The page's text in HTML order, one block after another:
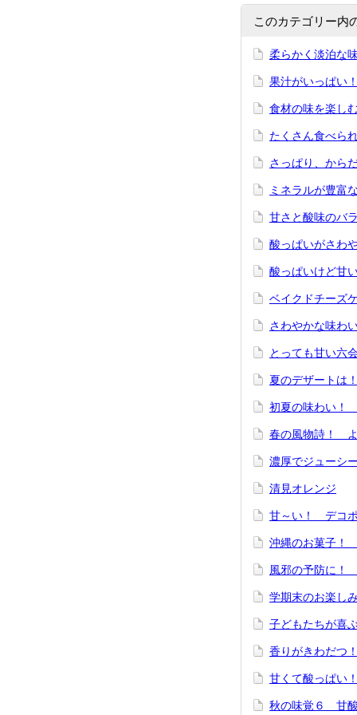
このカテゴリー内
柔らかく淡泊
果汁がいっぱい
食材の味を楽
たくさん食べら
さっぱり、から
ミネラルが豊富
甘さと酸味のバ
酸っぱいがさわ
酸っぱいけど甘
ベイクドチーズ
さわやかな味わ
とっても甘い六
夏のデザートは
初夏の味わい！
春の風物詩！
濃厚でジューシ
清見オレンジ
甘～い！ デコ
沖縄のお菓子！
風邪の予防に！
学期末のお楽し
子どもたちが喜
香りがきわだつ
甘くて酸っぱい
秋の味覚６ 甘